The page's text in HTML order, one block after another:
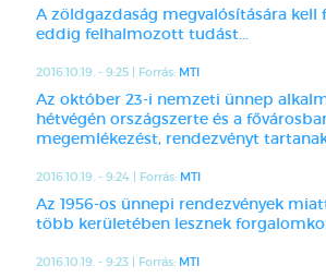
A zöldgazdaság megvalósítására kell
eddig felhalmozott tudást...
2016.10.19. - 9:25 | Forrás: MTI
Az október 23-i nemzeti ünnep
hétvégén országszerte és a
megemlékezést, rendezvényt
2016.10.19. - 9:24 | Forrás: MTI
Az 1956-os ünnepi rendezvények
több kerületében lesznek
2016.10.19. - 9:23 | Forrás: MTI